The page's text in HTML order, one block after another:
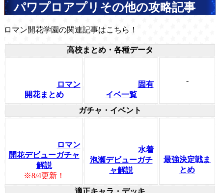
パワプロアプリその他の攻略記事
ロマン開花学園の関連記事はこちら！
高校まとめ・各種データ
ロマン
開花まとめ
固有
イベ一覧
-
ガチャ・イベント
ロマン
開花デビューガチャ
解説
※8/4更新！
水着
泡瀬デビューガチ
ャ解説
最強決定戦ま
とめ
適正キャラ・デッキ